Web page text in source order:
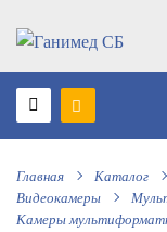
Главная Каталог
Видеокамеры
Камеры